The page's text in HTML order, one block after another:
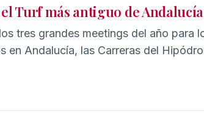
Turf más antiguo de Andalucía
tres grandes meetings del año para
en Andalucía, las Carreras del